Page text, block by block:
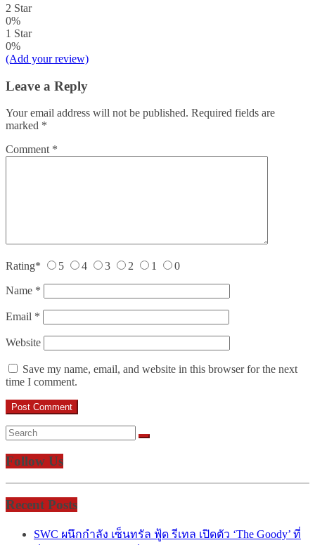
2 Star
0%
1 Star
0%
(Add your review)
Leave a Reply
Your email address will not be published. Required fields are
marked *
Comment *
Rating* 5 4 3 2 1 0
Name *
Email *
Website
Save my name, email, and website in this browser for the next
time I comment.
Follow Us
Recent Posts
SWC ผนึกกำลัง เซ็นทรัล ฟู้ด รีเทล เปิดตัว ‘The Goody’ ที่